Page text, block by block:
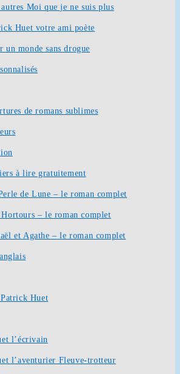
autres Moi que je ne suis plus
Huet votre ami poète
un monde sans drogue
de romans sublimes
à lire gratuitement
de Lune – le roman complet
Hortours – le roman complet
et Agathe – le roman complet
Huet
l’écrivain
l’aventurier Fleuve-trotteur